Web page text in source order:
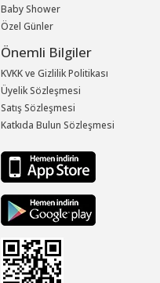
Baby Shower
Özel Günler
Önemli Bilgiler
KVKK ve Gizlilik Politikası
Üyelik Sözleşmesi
Satış Sözleşmesi
Katkıda Bulun Sözleşmesi